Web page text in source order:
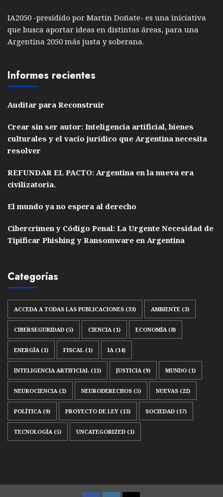
IA2050 -presidido por Martin Doñate- es una iniciativa
que busca aportar ideas en distintas áreas, para una
Argentina 2050 más justa y soberana.
Informes recientes
Auditar para Reconstruir
Crear sin ser autor: Inteligencia artificial, bienes
culturales y el vacío jurídico que Argentina necesita
resolver
REFUNDAR EL PACTO: Argentina en la nueva era
civilizatoria.
El mundo ya no espera al derecho
Cibercrimen y Código Penal: La Urgente Necesidad de
Tipificar Phishing y Ransomware en Argentina
Categorías
ACCEDA A TODAS LAS PUBLICACIONES (33) AMBIENTE (3)
CIBERSEGURIDAD (5) CIENCIA(1) ECONOMÍA(8)
ENERGÍA(1) FISCAL (1) IA(14)
INTELIGENCIA ARTIFICIAL (11) JUSTICIA(9) MUNDO (1)
NEUROCIENCIA(2) NEURODERECHOS (5) NUEVAS (22)
POLÍTICA(9) PROYECTO DE LEY (13) SOCIEDAD (17)
TECNOLOGÍA(5) UNCATEGORIZED (1)